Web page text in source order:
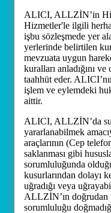
ALICI, ALLZİN’in
Hizmetler'le ilgili
işbu sözleşmede yer
yerlerinde belirtilen
mevzuata uygun
kuralları anladığını
taahhüt eder.
işlem ve eylemdeki
aittir.
ALICI, ALLZİN’da
yararlanabilmek
araçlarının (Cep
saklanması gibi
sorumluluğunda
kusurlarından dolayı
uğradığı veya
ALLZİN’ın doğrudan
sorumluluğu